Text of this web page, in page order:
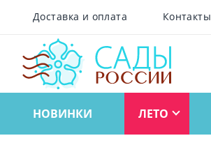
Доставка и оплата Контакты
НОВИНКИ ЛЕТО